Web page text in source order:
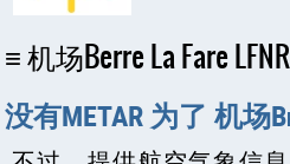
机场Berre La Fare
没有METAR 为了 机场